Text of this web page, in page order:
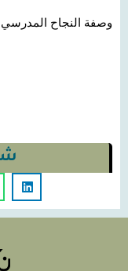
وصفة النجاح المدرسي